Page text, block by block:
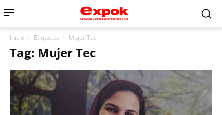
Inicio Etiquetas Mujer Tec
Tag: Mujer Tec